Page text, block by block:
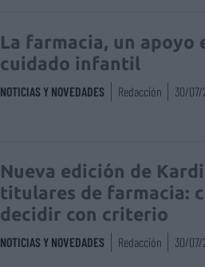
La farmacia, un apoyo
cuidado infantil
NOTICIAS Y NOVEDADES Redacción 30/07/
Nueva edición de
titulares de farmacia:
decidir con criterio
NOTICIAS Y NOVEDADES Redacción 30/07/